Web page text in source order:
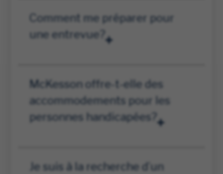
Comment me préparer pour
une entrevue?
McKesson offre-t-elle des
accommodements pour les
personnes handicapées?
Je suis à la recherche d’un